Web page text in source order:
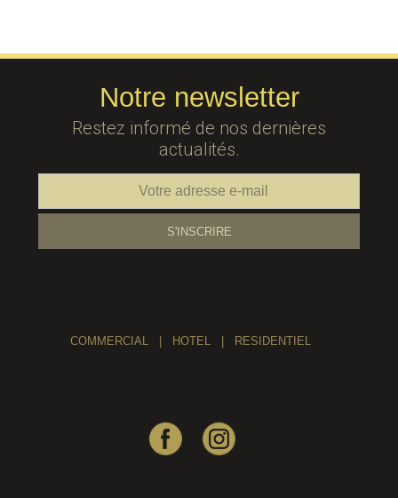
Notre newsletter
Restez informé de nos dernières
actualités.
COMMERCIAL| HOTEL| RESIDENTIEL